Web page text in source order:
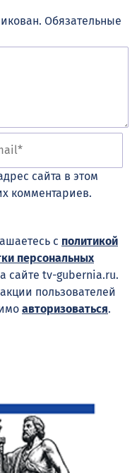
Обязательные
сайта в этом
комментариев.
с политикой
персональных
сайте tv-gubernia.ru.
пользователей
авторизоваться.